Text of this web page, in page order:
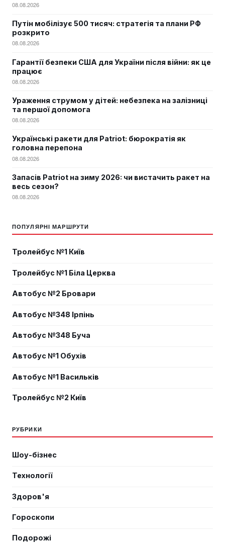
08.08.2026
Путін мобілізує 500 тисяч: стратегія та плани РФ
розкрито
08.08.2026
Гарантії безпеки США для України після війни: як це
працює
08.08.2026
Ураження струмом у дітей: небезпека на залізниці
та першої допомога
08.08.2026
Українські ракети для Patriot: бюрократія як
головна перепона
08.08.2026
Запасів Patriot на зиму 2026: чи вистачить ракет на
весь сезон?
08.08.2026
ПОПУЛЯРНІ МАРШРУТИ
Тролейбус №1 Київ
Тролейбус №1 Біла Церква
Автобус №2 Бровари
Автобус №348 Ірпінь
Автобус №348 Буча
Автобус №1 Обухів
Автобус №1 Васильків
Тролейбус №2 Київ
РУБРИКИ
Шоу-бізнес
Технології
Здоров'я
Гороскопи
Подорожі